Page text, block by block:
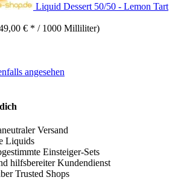
Liquid Dessert 50/50 - Lemon Tart
€ * / 1000 Milliliter)
angesehen
Versand
Liquids
Einsteiger-Sets
hilfsbereiter Kundendienst
Trusted Shops